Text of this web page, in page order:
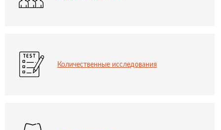
Количественные исследования